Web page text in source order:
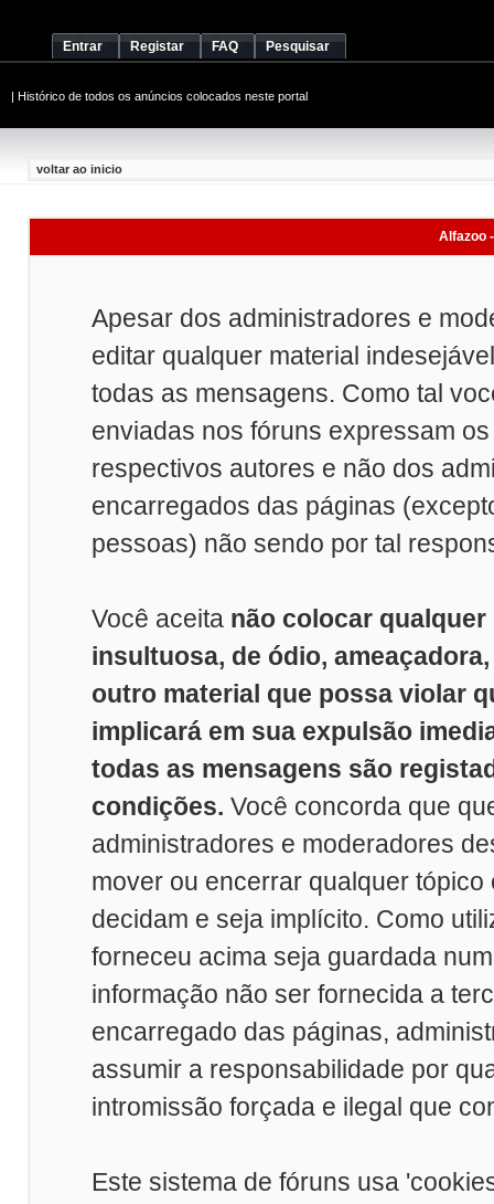
Entrar Registar FAQ Pesquisar
| Histórico de todos os anúncios colocados neste portal
voltar ao inicio
Alfazoo
Apesar dos administradores e
editar qualquer material
todas as mensagens. Como tal
enviadas nos fóruns expressam
respectivos autores e não dos
encarregados das páginas
pessoas) não sendo por tal
Você aceita não colocar
insultuosa, de ódio,
outro material que possa violar
implicará em sua expulsão
todas as mensagens são
condições. Você concorda que
administradores e moderadores
mover ou encerrar qualquer
decidam e seja implícito. Como
forneceu acima seja guardada
informação não ser fornecida a
encarregado das páginas,
assumir a responsabilidade por
intromissão forçada e ilegal que
Este sistema de fóruns usa